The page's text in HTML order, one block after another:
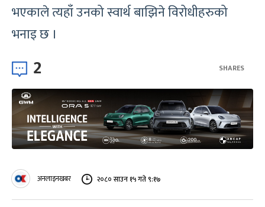
भएकाले त्यहाँ उनको स्वार्थ बाझिने विरोधीहरुको
भनाइ छ ।
2 SHARES
अनलाइनखबर २०८० साउन १५ गते ९:१७